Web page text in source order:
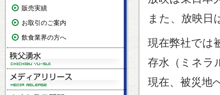
販売実績
お取引のご案内
飲食業界の方へ
また、放映日
現在弊社では
存水（ミネラ
現在、被災地